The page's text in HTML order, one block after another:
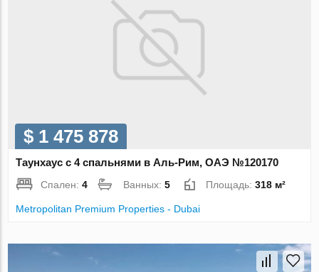
$ 1 475 878
Таунхаус с 4 спальнями в Аль-Рим, ОАЭ №120170
Спален:4 Ванных:5 Площадь:318 м²
Metropolitan Premium Properties - Dubai